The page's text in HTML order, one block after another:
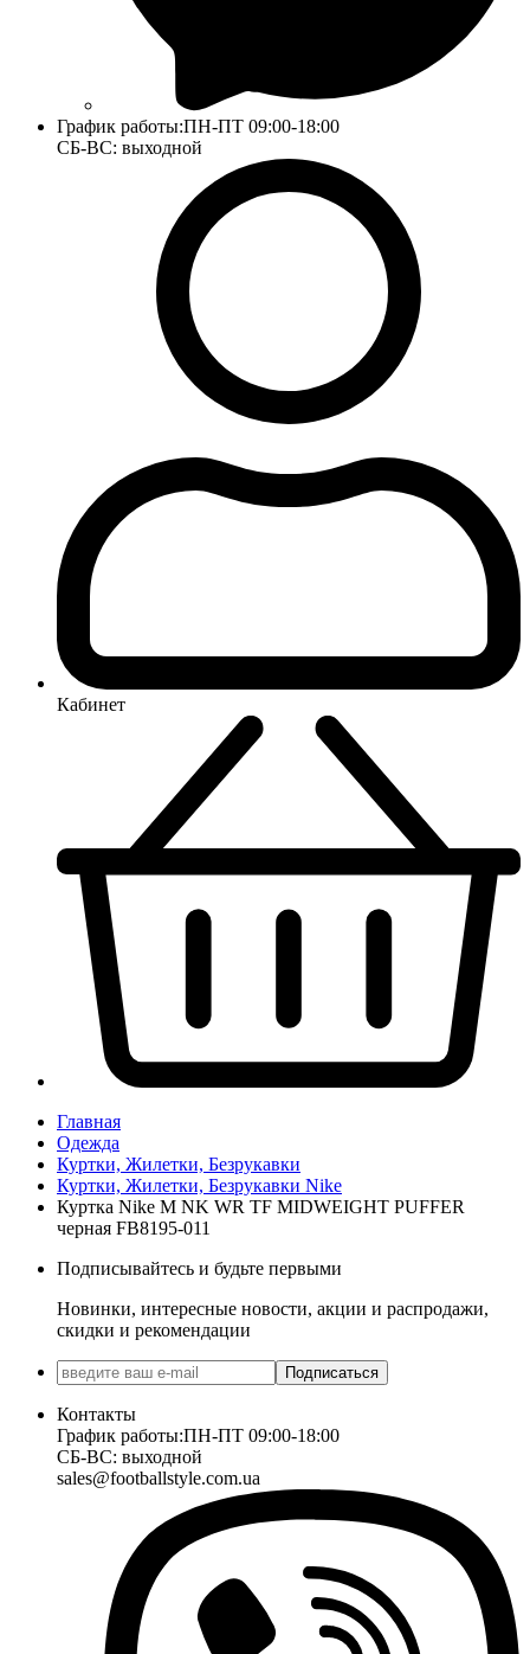
График работы:ПН-ПТ 09:00-18:00
СБ-ВС: выходной
Кабинет
Главная
Одежда
Куртки, Жилетки, Безрукавки
Куртки, Жилетки, Безрукавки Nike
Куртка Nike M NK WR TF MIDWEIGHT PUFFER
черная FB8195-011
Подписывайтесь и будьте первыми
Новинки, интересные новости, акции и распродажи,
скидки и рекомендации
Подписаться
Контакты
График работы:ПН-ПТ 09:00-18:00
СБ-ВС: выходной
sales@footballstyle.com.ua